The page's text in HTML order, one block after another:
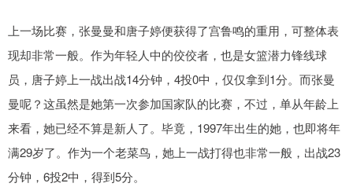
上一场比赛，张曼曼和唐子婷便获得了宫鲁鸣的重用，可整体表
现却非常一般。作为年轻人中的佼佼者，也是女篮潜力锋线球
员，唐子婷上一战出战14分钟，4投0中，仅仅拿到1分。而张曼
曼呢？这虽然是她第一次参加国家队的比赛，不过，单从年龄上
来看，她已经不算是新人了。毕竟，1997年出生的她，也即将年
满29岁了。作为一个老菜鸟，她上一战打得也非常一般，出战23
分钟，6投2中，得到5分。